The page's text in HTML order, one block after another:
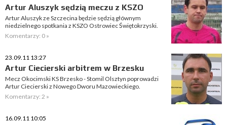
Artur Aluszyk sędzią meczu z KSZO
Artur Aluszyk ze Szczecina będzie sędzią głównym
niedzielnego spotkania z KSZO Ostrowiec Świętokrzyski.
Komentarzy: 0 »
23.09.11 13:27
Artur Ciecierski arbitrem w Brzesku
Mecz Okocimski KS Brzesko - Stomil Olsztyn poprowadzi
Artur Ciecierski z Nowego Dworu Mazowieckiego.
Komentarzy: 2 »
16.09.11 10:05